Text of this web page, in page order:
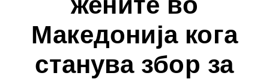
Македонија кога
станува збор за